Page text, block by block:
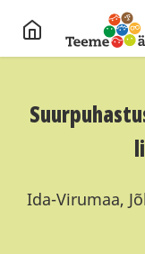
Ida-Virumaa,